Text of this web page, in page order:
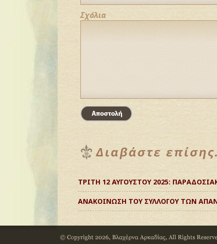
Σχόλια
ΤΡΙΤΗ 12 ΑΥΓΟΥΣΤΟΥ 2025:
ΑΝΑΚΟΙΝΩΣΗ ΤΟΥ ΣΥΛΛΟΓΟΥ ΤΩΝ